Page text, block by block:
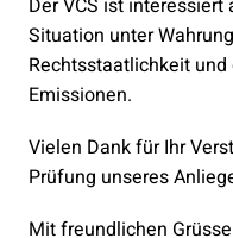
Situation unter
Rechtsstaatlichkeit
Emissionen.
Vielen Dank für Ihr
Prüfung unseres
Mit freundlichen